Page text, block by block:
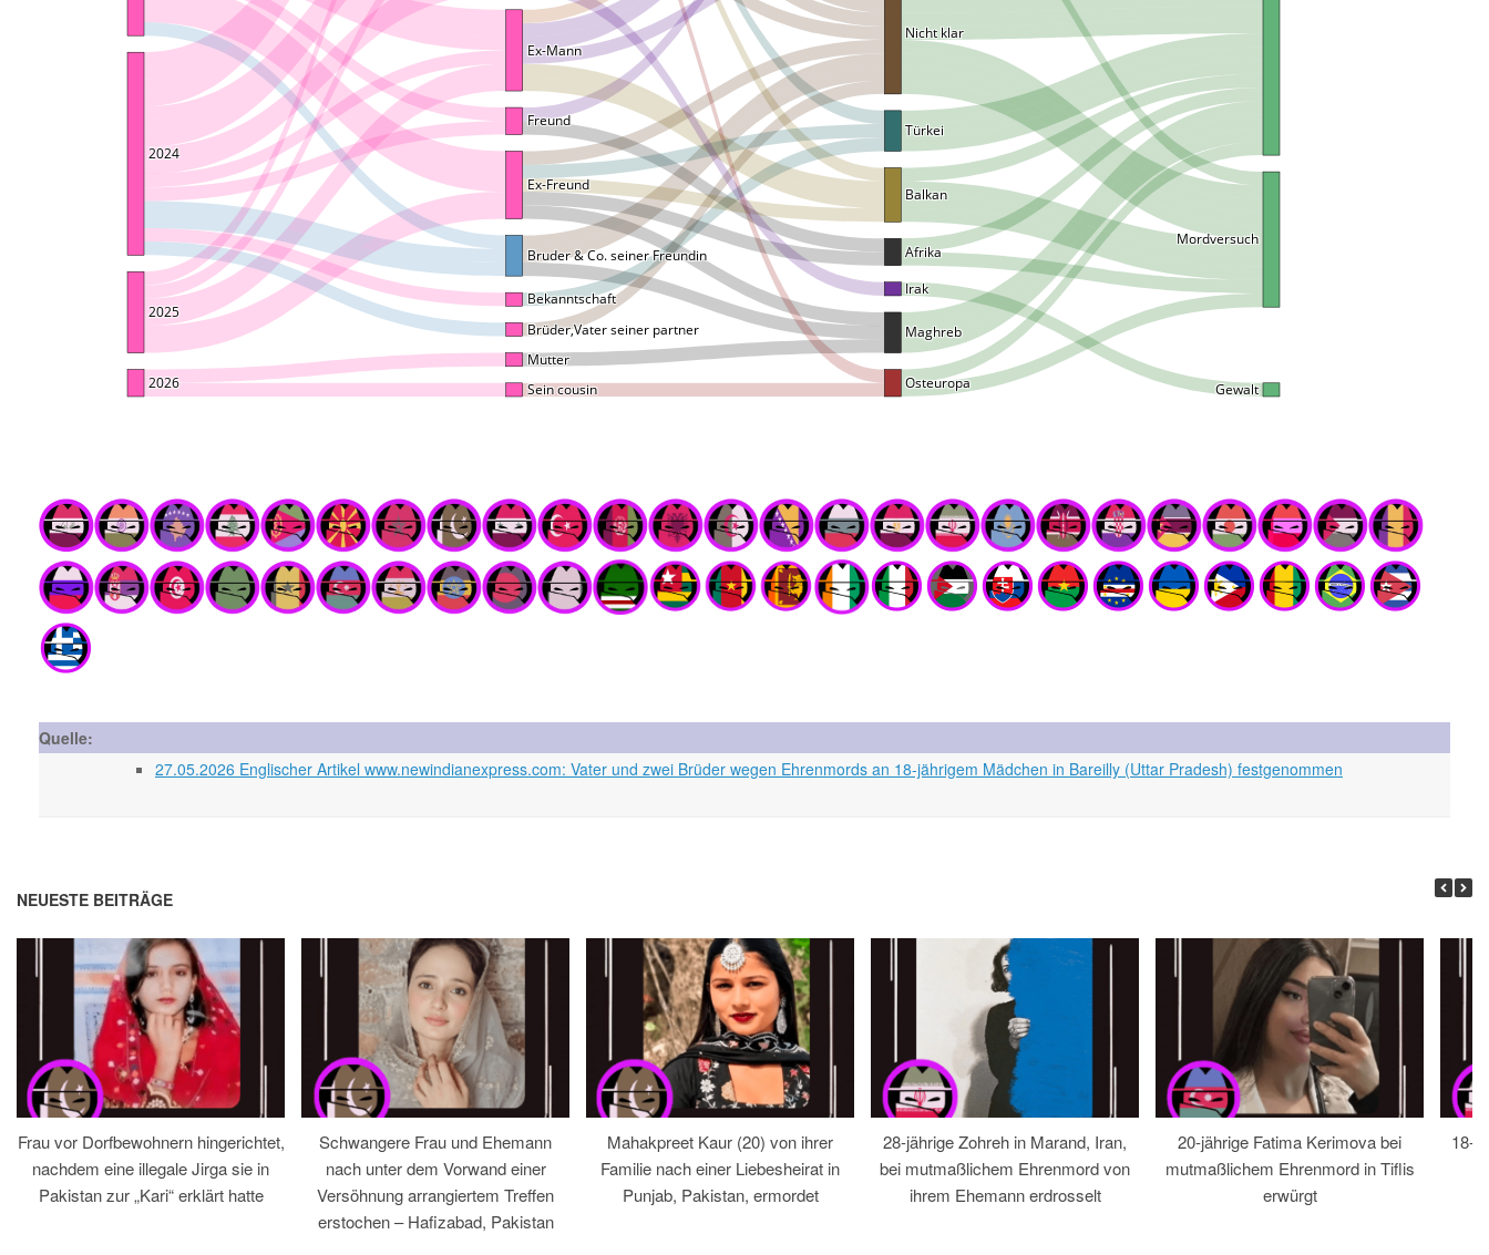
Quelle:
27.05.2026 Englischer Artikel www.newindianexpress.com: Vater und zwei Brüder wegen Ehrenmords an 18-jährigem Mädchen in Bareilly (Uttar Pradesh) festgenommen
NEUESTE BEITRÄGE
Frau vor Dorfbewohnern hingerichtet,
nachdem eine illegale Jirga sie in
Pakistan zur „Kari“ erklärt hatte
Schwangere Frau und Ehemann
nach unter dem Vorwand einer
Versöhnung arrangiertem Treffen
erstochen – Hafizabad, Pakistan
Mahakpreet Kaur (20) von ihrer
Familie nach einer Liebesheirat in
Punjab, Pakistan, ermordet
28-jährige Zohreh in Marand, Iran,
bei mutmaßlichem Ehrenmord von
ihrem Ehemann erdrosselt
20-jährige Fatima Kerimova bei
mutmaßlichem Ehrenmord in Tiflis
erwürgt
18-